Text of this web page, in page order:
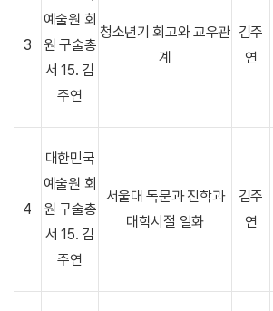
3
예술원 회
원 구술총
서 15. 김
주연
청소년기 회고와 교우관
계
김주
연
4
대한민국
예술원 회
원 구술총
서 15. 김
주연
서울대 독문과 진학과
대학시절 일화
김주
연